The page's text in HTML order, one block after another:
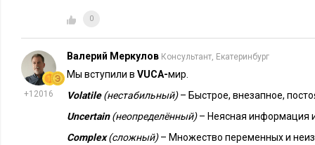
Не следует делать долгосрочные инвестиции, если вы
являетесь государством.
По-возможности избегать необязательных трат –
помещениях.
Обеспечивать текущие бизнес-процессы товарами и
все логистические цепочки в настоящее время имеют
0
+12016
Валерий Меркулов Консультант, Екатеринбург
Мы вступили в VUCA-мир.
Volatile (нестабильный)– Быстрое, внезапное,
Uncertain(неопределённый)– Неясная информация
Complex(сложный)– Множество переменных и